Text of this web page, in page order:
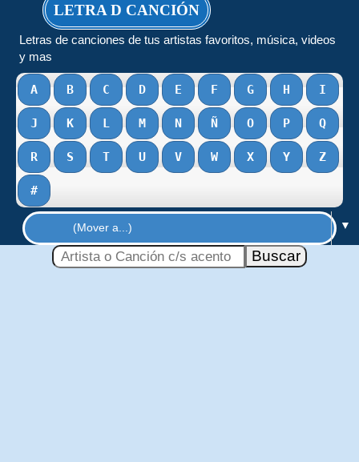
LETRA D CANCIÓN
Letras de canciones de tus artistas favoritos, música, videos
y mas
A B C D E F G H I
J K L M N Ñ O P Q
R S T U V W X Y Z
#
▼